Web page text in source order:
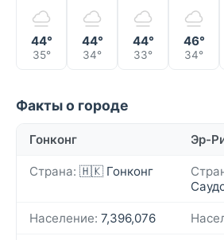
44°
35°
44°
34°
44°
33°
46°
34°
Факты о городе
Гонконг Эр-
Страна: 🇭🇰 Гонконг
Население: 7,396,076